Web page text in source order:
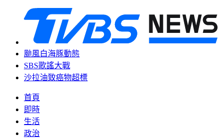
颱風白海豚動態
SBS歌謠大戰
沙拉油致癌物超標
首頁
即時
生活
政治